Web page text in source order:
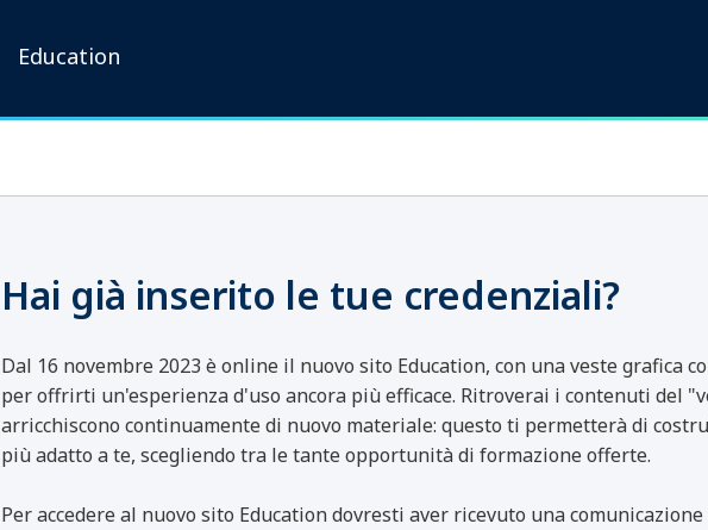
Education
Hai già inserito le tue credenziali?
Dal 16 novembre 2023 è online il nuovo sito Education, con una veste grafica
per offrirti un'esperienza d'uso ancora più efficace. Ritroverai i contenuti del
arricchiscono continuamente di nuovo materiale: questo ti permetterà di
più adatto a te, scegliendo tra le tante opportunità di formazione offerte.
Per accedere al nuovo sito Education dovresti aver ricevuto una